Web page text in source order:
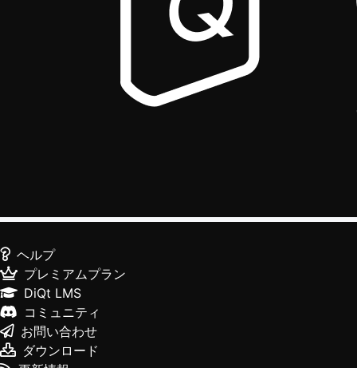
ヘルプ
プレミアムプラン
DiQt LMS
コミュニティ
お問い合わせ
ダウンロード